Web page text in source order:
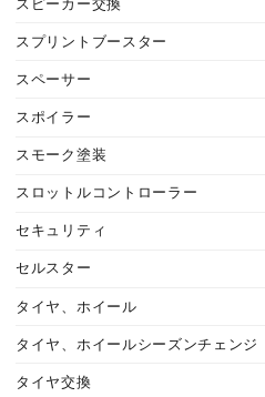
スピーカー交換
スプリントブースター
スペーサー
スポイラー
スモーク塗装
スロットルコントローラー
セキュリティ
セルスター
タイヤ、ホイール
タイヤ、ホイールシーズンチェンジ
タイヤ交換